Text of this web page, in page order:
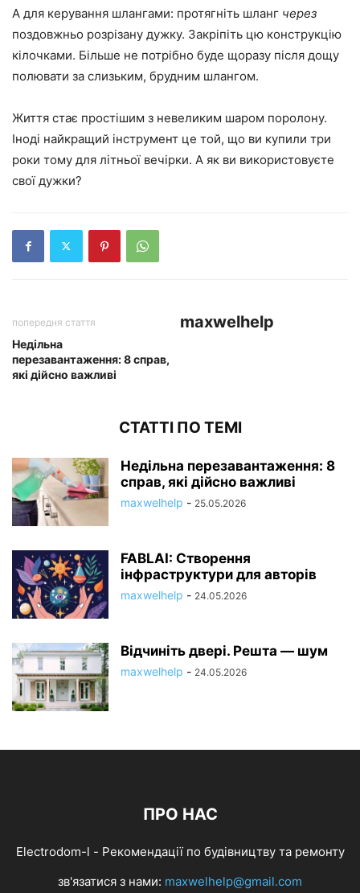
А для керування шлангами: протягніть шланг через
поздовжньо розрізану дужку. Закріпіть цю конструкцію
кілочками. Більше не потрібно буде щоразу після дощу
полювати за слизьким, брудним шлангом.
Життя стає простішим з невеликим шаром поролону.
Іноді найкращий інструмент це той, що ви купили три
роки тому для літньої вечірки. А як ви використовуєте
свої дужки?
попередня стаття
Недільна
перезавантаження: 8 справ,
які дійсно важливі
maxwelhelp
СТАТТІ ПО ТЕМІ
Недільна перезавантаження: 8
справ, які дійсно важливі
maxwelhelp - 25.05.2026
FABLAI: Створення
інфраструктури для авторів
maxwelhelp - 24.05.2026
Відчиніть двері. Решта — шум
maxwelhelp - 24.05.2026
ПРО НАС
Electrodom-l - Рекомендації по будівництву та ремонту
зв'язатися з нами: maxwelhelp@gmail.com